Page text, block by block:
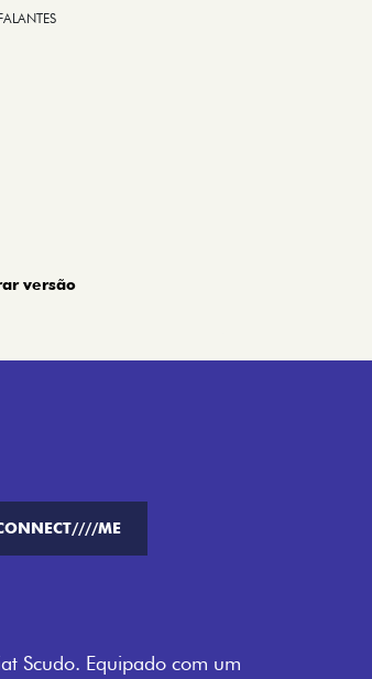
versão
ME
Scudo. Equipado com um